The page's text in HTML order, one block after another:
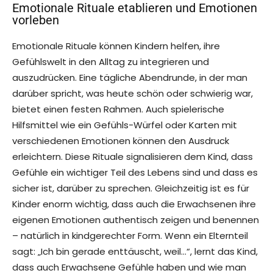
Emotionale Rituale etablieren und Emotionen
vorleben
Emotionale Rituale können Kindern helfen, ihre
Gefühlswelt in den Alltag zu integrieren und
auszudrücken. Eine tägliche Abendrunde, in der man
darüber spricht, was heute schön oder schwierig war,
bietet einen festen Rahmen. Auch spielerische
Hilfsmittel wie ein Gefühls-Würfel oder Karten mit
verschiedenen Emotionen können den Ausdruck
erleichtern. Diese Rituale signalisieren dem Kind, dass
Gefühle ein wichtiger Teil des Lebens sind und dass es
sicher ist, darüber zu sprechen. Gleichzeitig ist es für
Kinder enorm wichtig, dass auch die Erwachsenen ihre
eigenen Emotionen authentisch zeigen und benennen
– natürlich in kindgerechter Form. Wenn ein Elternteil
sagt: „Ich bin gerade enttäuscht, weil…“, lernt das Kind,
dass auch Erwachsene Gefühle haben und wie man